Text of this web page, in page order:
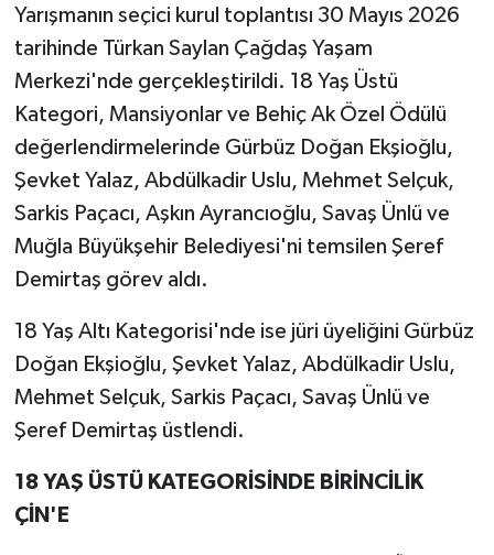
Yarışmanın seçici kurul toplantısı 30 Mayıs 2026
tarihinde Türkan Saylan Çağdaş Yaşam
Merkezi'nde gerçekleştirildi. 18 Yaş Üstü
Kategori, Mansiyonlar ve Behiç Ak Özel Ödülü
değerlendirmelerinde Gürbüz Doğan Ekşioğlu,
Şevket Yalaz, Abdülkadir Uslu, Mehmet Selçuk,
Sarkis Paçacı, Aşkın Ayrancıoğlu, Savaş Ünlü ve
Muğla Büyükşehir Belediyesi'ni temsilen Şeref
Demirtaş görev aldı.
18 Yaş Altı Kategorisi'nde ise jüri üyeliğini Gürbüz
Doğan Ekşioğlu, Şevket Yalaz, Abdülkadir Uslu,
Mehmet Selçuk, Sarkis Paçacı, Savaş Ünlü ve
Şeref Demirtaş üstlendi.
18 YAŞ ÜSTÜ KATEGORİSİNDE BİRİNCİLİK
ÇİN'E